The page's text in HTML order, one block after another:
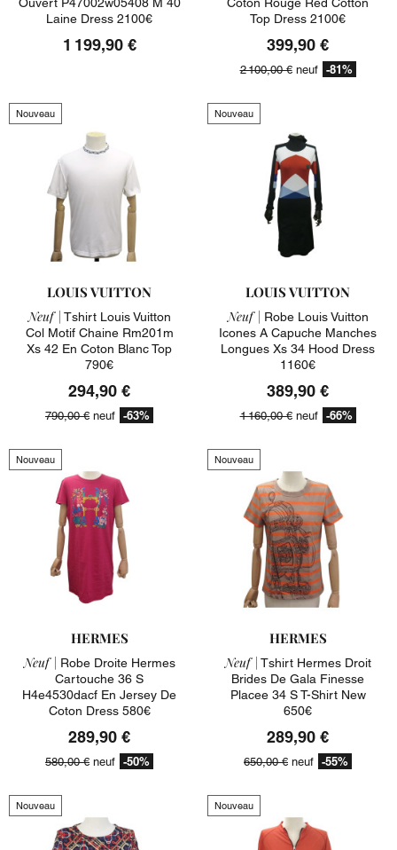
Laine Dress 2100€
1 199,90 €
Top Dress 2100€
399,90 €
2 100,00 €neuf -81%
Nouveau
LOUIS VUITTON
Neuf | Tshirt Louis Vuitton
Col Motif Chaine Rm201m
Xs 42 En Coton Blanc Top
790€
294,90 €
790,00 € neuf -63%
Nouveau
LOUIS VUITTON
Neuf | Robe Louis Vuitton
Icones A Capuche Manches
Longues Xs 34 Hood Dress
1160€
389,90 €
1 160,00 €neuf -66%
Nouveau
HERMES
Neuf | Robe Droite Hermes
Cartouche 36 S
H4e4530dacf En Jersey De
Coton Dress 580€
289,90 €
580,00 € neuf -50%
Nouveau
HERMES
Neuf | Tshirt Hermes Droit
Brides De Gala Finesse
Placee 34 S T-Shirt New
650€
289,90 €
650,00 € neuf -55%
Nouveau Nouveau